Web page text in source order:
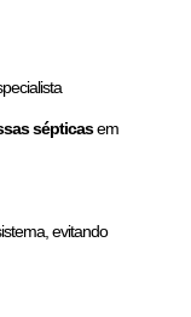
sépticasem
evitando